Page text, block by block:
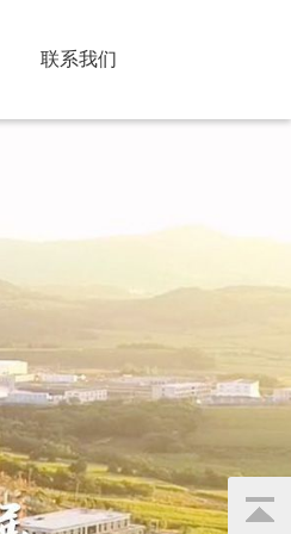
联系我们